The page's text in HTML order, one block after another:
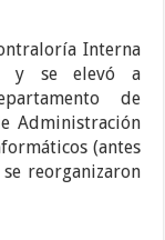
Interna
y se elevó a
de
Administración
(antes
reorganizaron